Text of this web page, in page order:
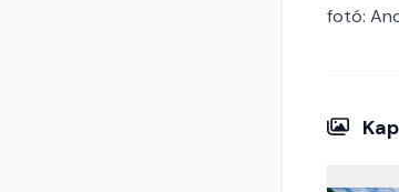
fotó: